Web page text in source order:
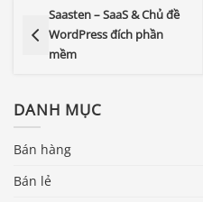
Saasten – SaaS & Chủ đề
WordPress đích phần
mềm
DANH MỤC
Bán hàng
Bán lẻ